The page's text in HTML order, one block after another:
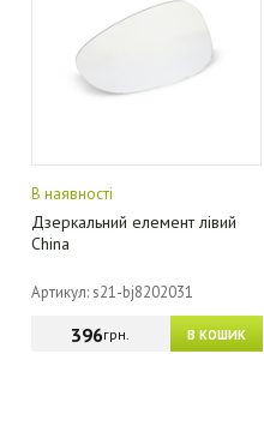
В наявності
Дзеркальний елемент лівий
China
Артикул: s21-bj8202031
В КОШИК
396грн.